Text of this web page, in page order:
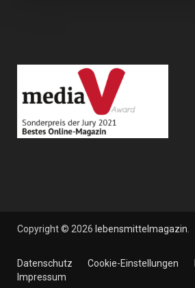
Copyright © 2026 lebensmittelmagazin
Datenschutz Cookie-Einstellungen
Impressum